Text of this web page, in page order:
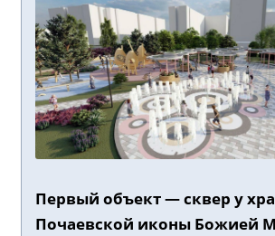
Первый объект — сквер у
Почаевской иконы Божией